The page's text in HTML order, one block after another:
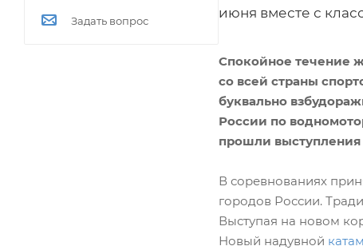
июня вместе с
Спокойное течение
со всей страны
буквально
России по
прошли выступления
В соревнованиях
городов России.
Выступая на новом
Новый надувной
Задать вопрос